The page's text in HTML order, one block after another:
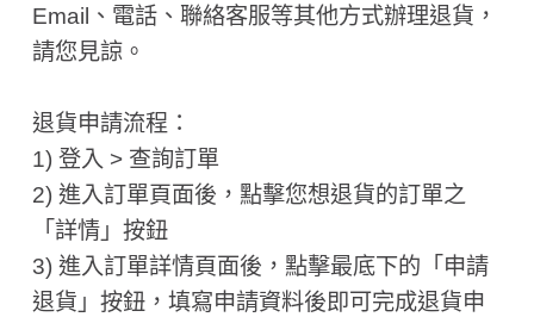
Email、電話、聯絡客服等其他方式辦理退貨，
請您見諒。
退貨申請流程：
1) 登入 > 查詢訂單
2) 進入訂單頁面後，點擊您想退貨的訂單之
「詳情」按鈕
3) 進入訂單詳情頁面後，點擊最底下的「申請
退貨」按鈕，填寫申請資料後即可完成退貨申